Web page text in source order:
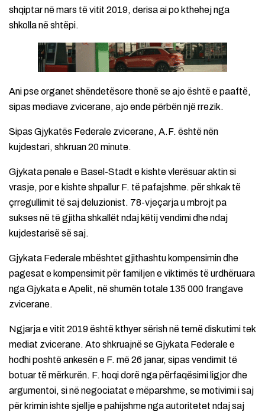
shqiptar në mars të vitit 2019, derisa ai po kthehej nga
shkolla në shtëpi.
Ani pse organet shëndetësore thonë se ajo është e paaftë,
sipas mediave zvicerane, ajo ende përbën një rrezik.
Sipas Gjykatës Federale zvicerane, A.F. është nën
kujdestari, shkruan 20 minute.
Gjykata penale e Basel-Stadt e kishte vlerësuar aktin si
vrasje, por e kishte shpallur F. të pafajshme. për shkak të
çrregullimit të saj deluzionist. 78-vjeçarja u mbrojt pa
sukses në të gjitha shkallët ndaj këtij vendimi dhe ndaj
kujdestarisë së saj.
Gjykata Federale mbështet gjithashtu kompensimin dhe
pagesat e kompensimit për familjen e viktimës të urdhëruara
nga Gjykata e Apelit, në shumën totale 135 000 frangave
zvicerane.
Ngjarja e vitit 2019 është kthyer sërish në temë diskutimi tek
mediat zvicerane. Ato shkruajnë se Gjykata Federale e
hodhi poshtë ankesën e F. më 26 janar, sipas vendimit të
botuar të mërkurën. F. hoqi dorë nga përfaqësimi ligjor dhe
argumentoi, si në negociatat e mëparshme, se motivimi i saj
për krimin ishte sjellje e pahijshme nga autoritetet ndaj saj